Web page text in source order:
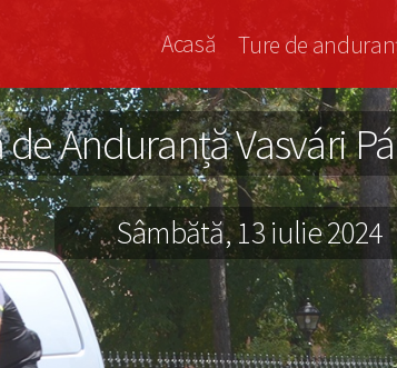
Vasvári
Bringa
Acasă Ture de
Anduranță Vasvári
Sâmbătă, 13 iulie 2024